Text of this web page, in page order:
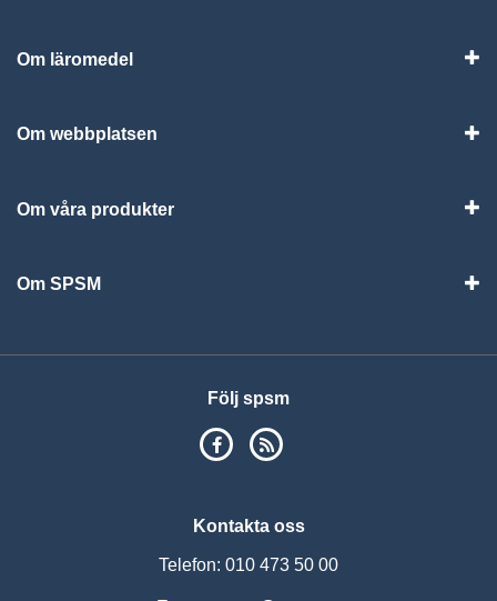
Om läromedel
Om webbplatsen
Om våra produkter
Om SPSM
Följ spsm
SPSM på Facebook
Kontakta oss
Telefon: 010 473 50 00